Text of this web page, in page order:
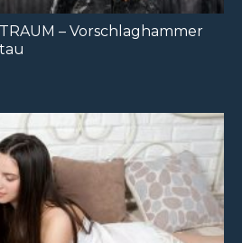
– Vorschlaghammer